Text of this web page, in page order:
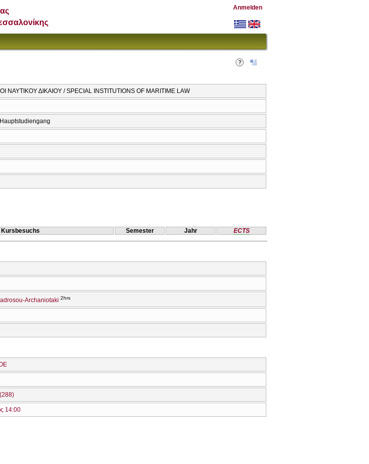
Anmelden
ΝΑΥΤΙΚΟΥ ΔΙΚΑΙΟΥ / SPECIAL INSTITUTIONS OF MARITIME LAW
Semester Jahr ECTS
Archaniotaki 2hrs
14:00